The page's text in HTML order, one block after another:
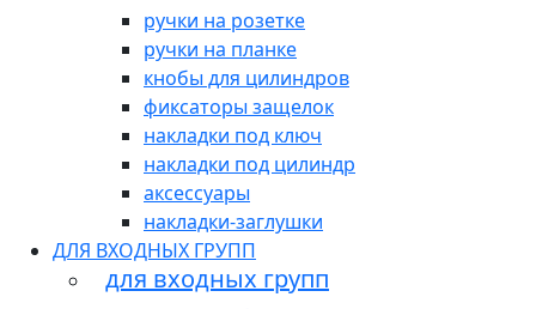
ручки на розетке
ручки на планке
кнобы для цилиндров
фиксаторы защелок
накладки под ключ
накладки под цилиндр
аксессуары
накладки-заглушки
ДЛЯ ВХОДНЫХ ГРУПП
для входных групп